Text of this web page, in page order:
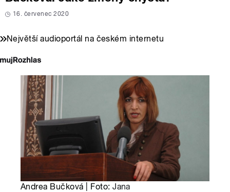
16. červenec 2020
Největší audioportál na českém internetu
Andrea Bučková | Foto:Jana